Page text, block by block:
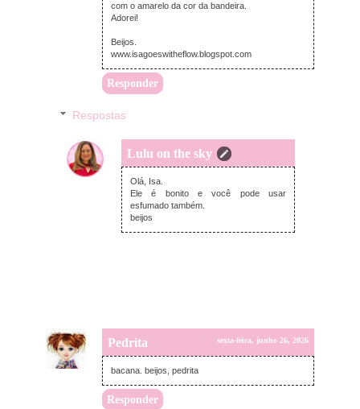
com o amarelo da cor da bandeira.
Adorei!
Beijos.
www.isagoeswitheflow.blogspot.com
Responder
Respostas
Lulu on the sky
domingo, junho 28, 2026
Olá, Isa.
Ele é bonito e você pode usar
esfumado também.
beijos
Pedrita sexta-feira, junho 26, 2026
bacana. beijos, pedrita
Responder